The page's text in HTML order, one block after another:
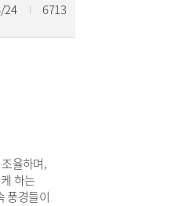
24 6713
율하며,
하는
풍경들이